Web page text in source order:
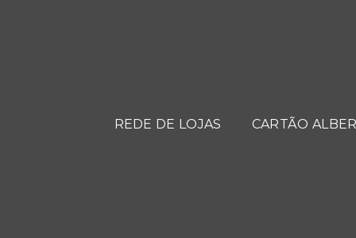
REDE DE LOJAS CARTÃO